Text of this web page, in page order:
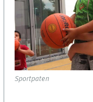
Sportpaten